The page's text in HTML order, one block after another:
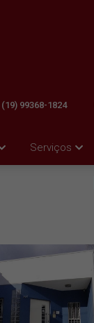
Serviços
(19) 99368-1824